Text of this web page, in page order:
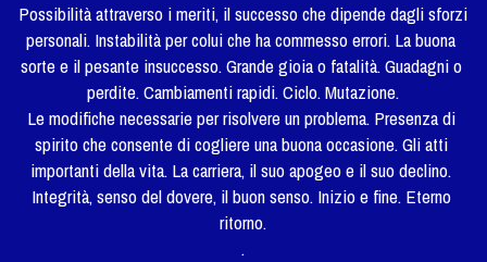
Possibilità attraverso i meriti, il successo che dipende dagli sforzi
personali. Instabilità per colui che ha commesso errori. La buona
sorte e il pesante insuccesso. Grande gioia o fatalità. Guadagni o
perdite. Cambiamenti rapidi. Ciclo. Mutazione.
Le modifiche necessarie per risolvere un problema. Presenza di
spirito che consente di cogliere una buona occasione. Gli atti
importanti della vita. La carriera, il suo apogeo e il suo declino.
Integrità, senso del dovere, il buon senso. Inizio e fine. Eterno
ritorno.
.